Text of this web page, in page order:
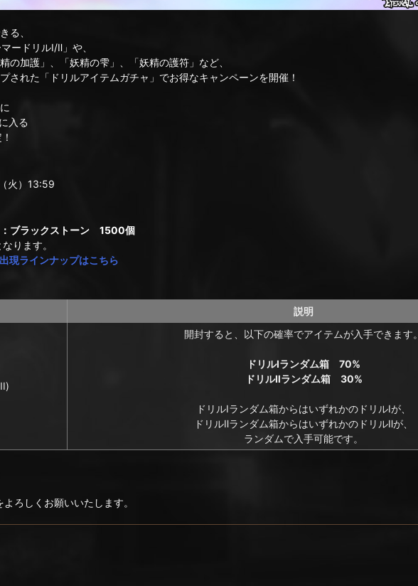
る、
ードリルⅠ/Ⅱ」や、
の加護」、「妖精の雫」、「妖精の護符」など、
された「ドリルアイテムガチャ」でお得なキャンペーンを開催！
入る
火）13:59
ブラックストーン 1500個
ります。
現ラインナップはこちら
説明
開封すると、以下の確率でアイテムが入手できます。
ドリルⅠランダム箱 70%
ドリルⅡランダム箱 30%
ドリルⅠランダム箱からはいずれかのドリルⅠが、
ドリルⅡランダム箱からはいずれかのドリルⅡが、
ランダムで入手可能です。
ろしくお願いいたします。